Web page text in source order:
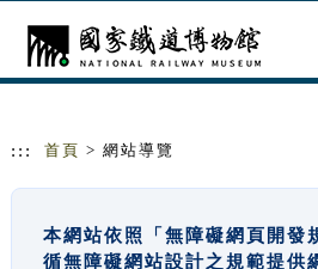
::: 首頁 > 網站導覽
本網站依照「無障礙網頁開發
循無障礙網站設計之規範提